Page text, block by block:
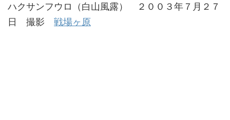
ハクサンフウロ（白山風露） ２００３年７月２７
日 撮影 戦場ヶ原